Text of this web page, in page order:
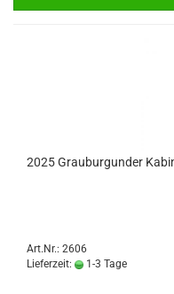
2025 Grauburgunder
Art.Nr.: 2606
Lieferzeit:
1-3 Tage